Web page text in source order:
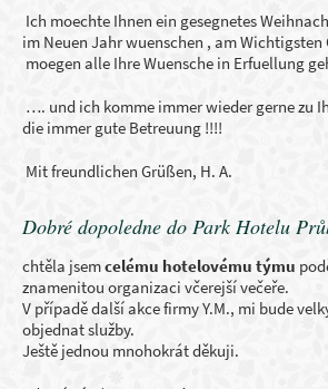
Ich moechte Ihnen ein gesegnetes
im Neuen Jahr wuenschen , am Wichtigsten
moegen alle Ihre Wuensche in Erfuellung
…. und ich komme immer wieder gerne zu
die immer gute Betreuung !!!!
Mit freundlichen Grüßen, H. A.
Dobré dopoledne do Park Hotelu
chtěla jsemcelému hotelovému týmu
znamenitou organizaci včerejší večeře.
V případě další akce firmy Y.M., mi bude
objednat služby.
Ještě jednou mnohokrát děkuji.